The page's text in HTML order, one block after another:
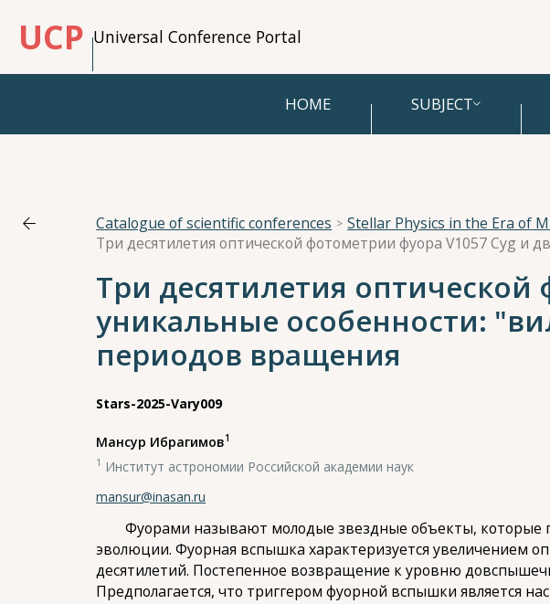
UCP Universal Conference Portal
HOME SUBJECT
Catalogue of scientific conferences Stellar Physics in the Era of
Три десятилетия
уникальные особенности:
периодов вращения
Stars-2025-Vary009
Мансур Ибрагимов1
1 Институт астрономии Российской академии наук
mansur@inasan.ru
Фуорами называют молодые звездные объекты, которые
эволюции. Фуорная вспышка характеризуется увеличением
десятилетий. Постепенное возвращение к уровню
Предполагается, что триггером фуорной вспышки является